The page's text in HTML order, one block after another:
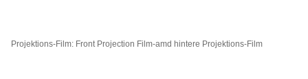
Projektions-Film: Front Projection Film-amd hintere Projektions-Film